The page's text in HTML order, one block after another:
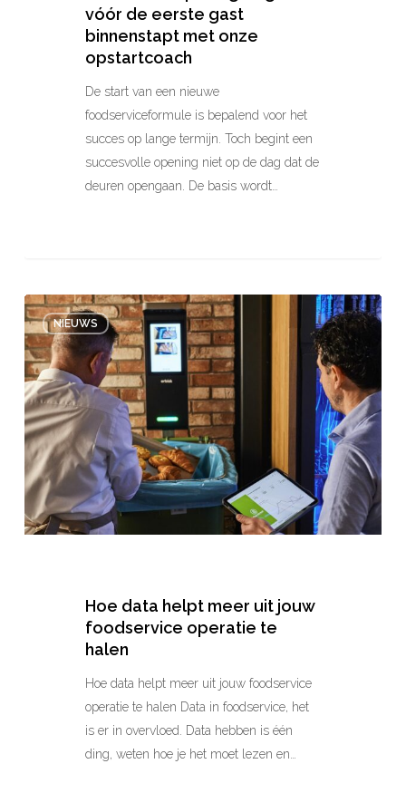
vóór de eerste gast
binnenstapt met onze
opstartcoach
De start van een nieuwe
foodserviceformule is bepalend voor het
succes op lange termijn. Toch begint een
succesvolle opening niet op de dag dat de
deuren opengaan. De basis wordt…
NIEUWS
Hoe
data
helpt
meer
uit
jouw
foodservice
operatie
te
halen
Hoe data helpt meer uit jouw
foodservice operatie te
halen
Hoe data helpt meer uit jouw foodservice
operatie te halen Data in foodservice, het
is er in overvloed. Data hebben is één
ding, weten hoe je het moet lezen en…